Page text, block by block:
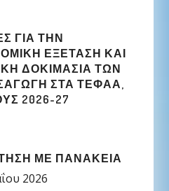
ΓΙΑ ΤΗΝ
ΕΞΕΤΑΣΗ ΚΑΙ
ΔΟΚΙΜΑΣΙΑ ΤΩΝ
ΣΤΑ ΤΕΦΑΑ,
2026-27
ΜΕ ΠΑΝΑΚΕΙΑ
2026